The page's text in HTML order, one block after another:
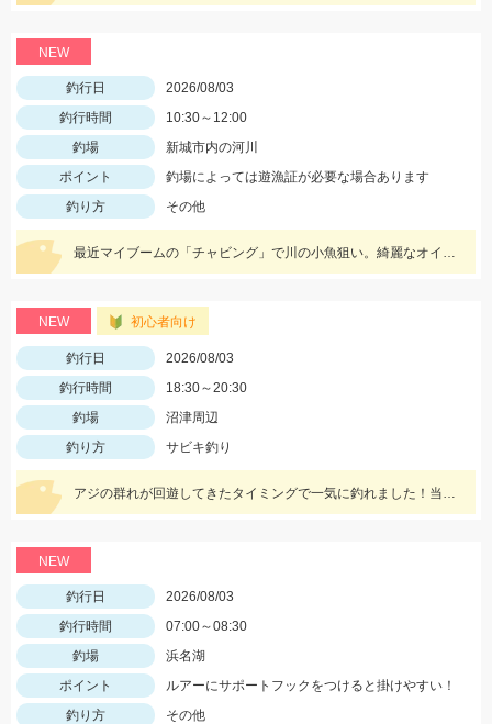
NEW
釣行日
2026/08/03
釣行時間
10:30～12:00
釣場
新城市内の河川
ポイント
釣場によっては遊漁証が必要な場合あります
釣り方
その他
最近マイブームの「チャビング」で川の小魚狙い。綺麗なオイカワが飛び出しました♪途中からはブラックバスの子供がスプーンやスピナーに連続ヒットしてきました。
NEW 初心者向け
釣行日
2026/08/03
釣行時間
18:30～20:30
釣場
沼津周辺
釣り方
サビキ釣り
アジの群れが回遊してきたタイミングで一気に釣れました！当日は、のべ竿と豆アジマッチ・スピード餌つけ器仕掛・生アミエビなどを使用しました。
NEW
釣行日
2026/08/03
釣行時間
07:00～08:30
釣場
浜名湖
ポイント
ルアーにサポートフックをつけると掛けやすい！
釣り方
その他